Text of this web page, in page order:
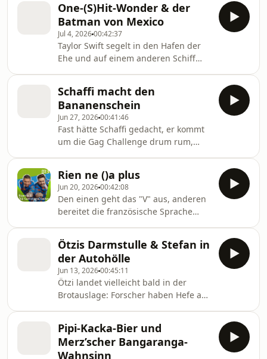
Achtung: In der Gag-Challenge muss
Stefan Kreuzer in die Trickkiste
greifen. Kommt Schaffi diesmal gegen
seine schlechten Witze an?
One-(S)Hit-Wonder & der
Batman von Mexico
Jul 4, 202600:42:37
Taylor Swift segelt in den Hafen der
Ehe und auf einem anderen Schiff
aller Fragen: Was macht Ex-
Bundestrainer Julian Nagelsmann mit
sieben Millionen Euro Abfindung?!
Schaffi macht den
Bananenschein
Jun 27, 202600:41:46
Fast hätte Schaffi gedacht, er kommt
um die Gag Challenge drum rum,
einfach beide heraus. Außerdem
gibt's den speziellen WM-Rückblick
mit Techno-Schiri und heiße Hunde.
Rien ne ()a plus
Jun 20, 202600:42:08
Den einen geht das "V" aus, anderen
bereitet die französische Sprache
Woche müssen Stefan Kreutzer und
Sebastian Schaffstein erstmal eine
ordentliche Trinkpause einlegen und
das am Tag der offenen Tür.
Ötzis Darmstulle & Stefan in
der Autohölle
Jun 13, 202600:45:11
Ötzi landet vielleicht bald in der
Brotauslage: Forscher haben Hefe aus
Kreutzers WM-Spezial der Gag-
Challenge und eine neue Runde
Pipi-Kacka-Bier und
Merz’scher Bangaranga-
Wahnsinn